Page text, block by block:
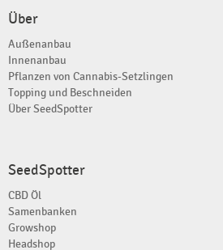
Über
Außenanbau
Innenanbau
Pflanzen von Cannabis-Setzlingen
Topping und Beschneiden
Über SeedSpotter
SeedSpotter
CBD Öl
Samenbanken
Growshop
Headshop